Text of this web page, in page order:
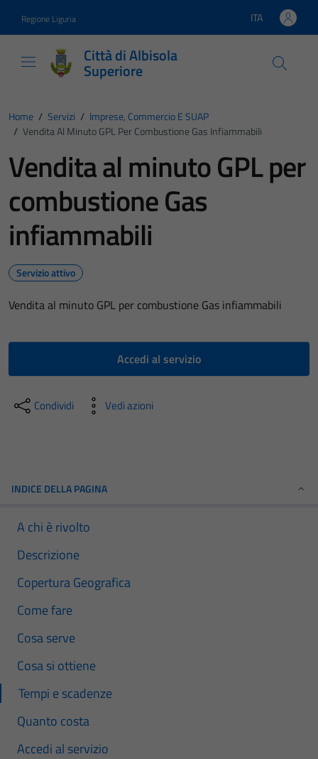
Regione Liguria Lingua attiva:
ITA
Città di Albisola
Superiore
Home / Servizi / Imprese, Commercio E SUAP
/ Vendita Al Minuto GPL Per Combustione Gas Infiammabili
Vendita al minuto GPL per
combustione Gas
infiammabili
Servizio attivo
Vendita al minuto GPL per combustione Gas infiammabili
Accedi al servizio
Condividi Vedi azioni
INDICE DELLA PAGINA
A chi è rivolto
Descrizione
Copertura Geografica
Come fare
Cosa serve
Cosa si ottiene
Tempi e scadenze
Quanto costa
Accedi al servizio